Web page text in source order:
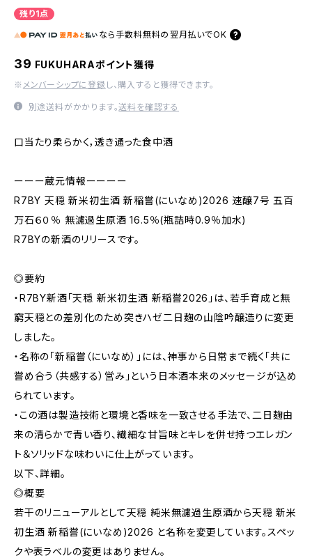
残り1点
なら 手数料無料の 翌月払いでOK
39 FUKUHARAポイント獲得
※ メンバーシップに登録 し、購入すると獲得できます。
別途送料がかかります。送料を確認する
口当たり柔らかく，透き通った食中酒
ーーー蔵元情報ーーーー
R7BY 天穏 新米初生酒 新稲嘗(にいなめ)2026 速醸7号 五百
万石６０％ 無濾過生原酒 16.5％(瓶詰時0.9％加水)
R7BYの新酒のリリースです。
◎要約
・R7BY新酒「天穏 新米初生酒 新稲嘗2026」は、若手育成と無
窮天穏との差別化のため突きハゼ二日麹の山陰吟醸造りに変更
しました。
・名称の「新稲嘗（にいなめ）」には、神事から日常まで続く「共に
嘗め合う（共感する）営み」という日本酒本来のメッセージが込め
られています。
・この酒は製造技術と環境と香味を一致させる手法で、二日麹由
来の清らかで青い香り、繊細な甘旨味とキレを併せ持つエレガン
ト＆ソリッドな味わいに仕上がっています。
以下、詳細。
◎概要
若干のリニューアルとして天穏 純米無濾過生原酒から天穏 新米
初生酒 新稲嘗(にいなめ)2026 と名称を変更しています。スペッ
クや表ラベルの変更はありません。